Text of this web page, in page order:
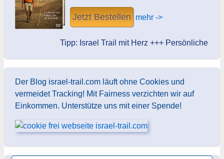
Jetzt Bestellen mehr ->
Tipp: Israel Trail mit Herz +++ Persönliche
Der Blog israel-trail.com läuft ohne Cookies und
vermeidet Tracking! Mit Fairness verzichten wir auf
Einkommen. Unterstütze uns mit einer Spende!